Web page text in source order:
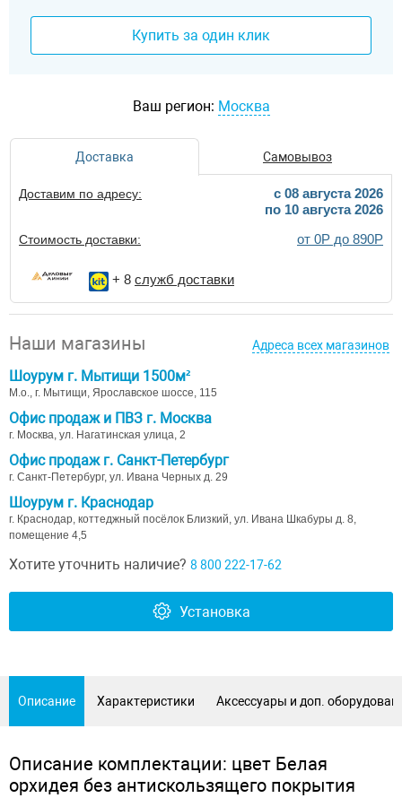
Купить за один клик
Ваш регион: Москва
Доставка Самовывоз
Доставим по адресу:
c 08 августа 2026
по 10 августа 2026
Стоимость доставки: от 0Р до 890Р
+ 8 служб доставки
Наши магазины Адреса всех магазинов
Шоурум г. Мытищи 1500м²
М.о., г. Мытищи, Ярославское шоссе, 115
Офис продаж и ПВЗ г. Москва
г. Москва, ул. Нагатинская улица, 2
Офис продаж г. Санкт-Петербург
г. Санкт-Петербург, ул. Ивана Черных д. 29
Шоурум г. Краснодар
г. Краснодар, коттеджный посёлок Близкий, ул. Ивана Шкабуры д. 8,
помещение 4,5
Хотите уточнить наличие? 8 800 222-17-62
Установка
Описание Характеристики Аксессуары и доп.
Описание комплектации: цвет Белая
орхидея без антискользящего покрытия